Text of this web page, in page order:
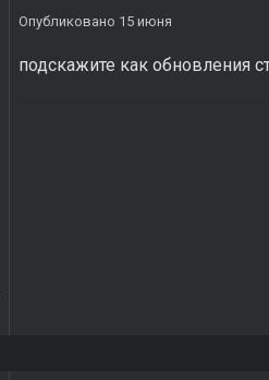
Опубликовано 15 июня
подскажите как обновления